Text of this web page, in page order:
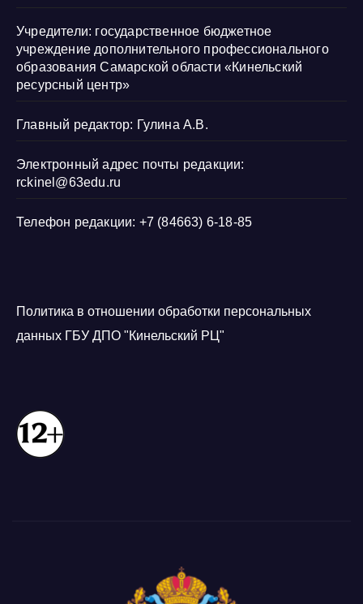
Учредители: государственное бюджетное
учреждение дополнительного профессионального
образования Самарской области «Кинельский
ресурсный центр»
Главный редактор: Гулина А.В.
Электронный адрес почты редакции:
rckinel@63edu.ru
Телефон редакции: +7 (84663) 6-18-85
Политика в отношении обработки персональных
данных ГБУ ДПО "Кинельский РЦ"